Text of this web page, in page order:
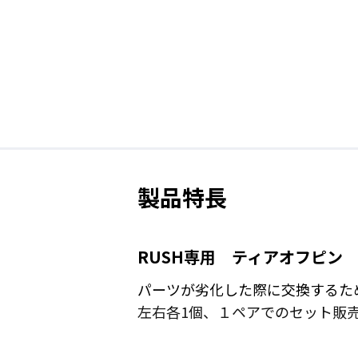
製品特長
RUSH専用 ティアオフピン
パーツが劣化した際に交換する
左右各1個、１ペアでのセット販